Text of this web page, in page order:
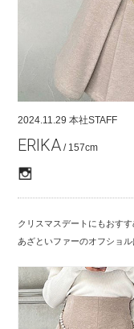
2024.11.29 本社STAFF
ERIKA / 157cm
クリスマスデートにもおすす
あざといファーのオフショル
FOR BUSINESS